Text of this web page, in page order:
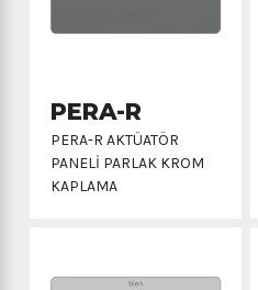
PERA-R
PERA-R AKTÜATÖR
PANELİ PARLAK KROM
KAPLAMA